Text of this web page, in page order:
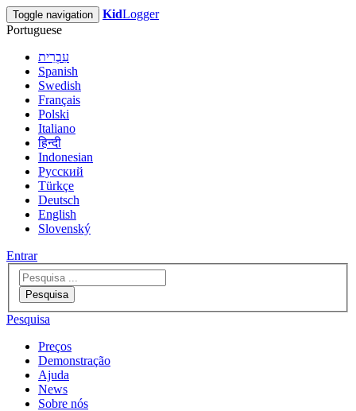
Toggle navigation KidLogger
Portuguese
עִבְרִית
Spanish
Swedish
Français
Polski
Italiano
हिन्दी
Indonesian
Русский
Türkçe
Deutsch
English
Slovenský
Entrar
Pesquisa
Pesquisa
Preços
Demonstração
Ajuda
News
Sobre nós